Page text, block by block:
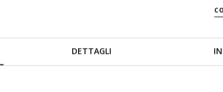
DETTAGLI
intérieure